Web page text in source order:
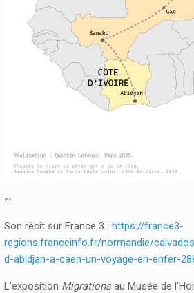
~
Son récit sur France 3 :https://france3-
regions.franceinfo.fr/normandie/
d-abidjan-a-caen-un-voyage-en-enfer-
L’exposition Migrationsau Musée de